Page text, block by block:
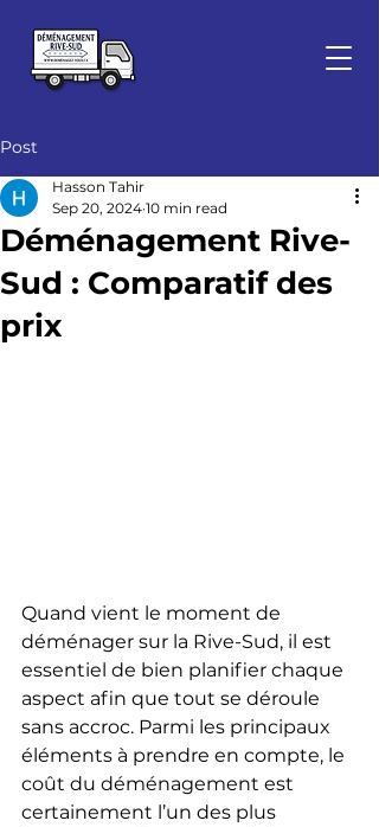
Post
Déménagement Rive-
Sud : Comparatif des
prix
Hasson Tahir
Sep 20, 2024 10 min read
Quand vient le moment de
déménager sur la Rive-Sud, il est
essentiel de bien planifier chaque
aspect afin que tout se déroule
sans accroc. Parmi les principaux
éléments à prendre en compte, le
coût du déménagement est
certainement l’un des plus